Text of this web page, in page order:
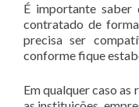
É importante saber
contratado de
precisa ser
conforme fique
Em qualquer caso